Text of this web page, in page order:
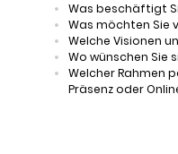
Was beschäftigt
Was möchten Sie
Welche Visionen
Wo wünschen Sie
Welcher Rahmen
Präsenz oder